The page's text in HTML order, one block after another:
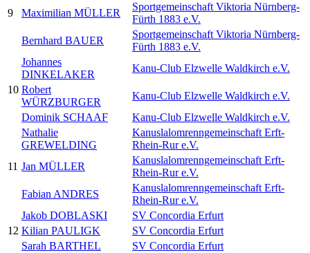
9
Maximilian MÜLLER
Sportgemeinschaft Viktoria Nürnberg-
Fürth 1883 e.V.
Bernhard BAUER
Sportgemeinschaft Viktoria Nürnberg-
Fürth 1883 e.V.
10
Johannes
DINKELAKER
Kanu-Club Elzwelle Waldkirch e.V.
Robert
WÜRZBURGER
Kanu-Club Elzwelle Waldkirch e.V.
Dominik SCHAAF
Kanu-Club Elzwelle Waldkirch e.V.
11
Nathalie
GREWELDING
Kanuslalomrenngemeinschaft Erft-
Rhein-Rur e.V.
Jan MÜLLER
Kanuslalomrenngemeinschaft Erft-
Rhein-Rur e.V.
Fabian ANDRES
Kanuslalomrenngemeinschaft Erft-
Rhein-Rur e.V.
12
Jakob DOBLASKI
SV Concordia Erfurt
Kilian PAULIGK
SV Concordia Erfurt
Sarah BARTHEL
SV Concordia Erfurt